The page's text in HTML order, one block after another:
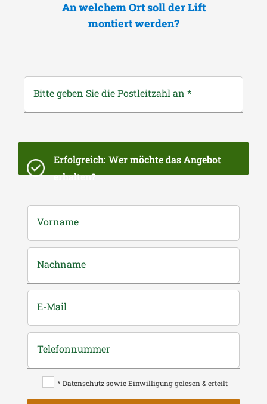
An welchem Ort soll der Lift
montiert werden?
Bitte geben Sie die Postleitzahl an *
Erfolgreich: Wer möchte das Angebot
erhalten?
Vorname
Nachname
E-Mail
Telefonnummer
* Datenschutz sowie Einwilligung gelesen & erteilt